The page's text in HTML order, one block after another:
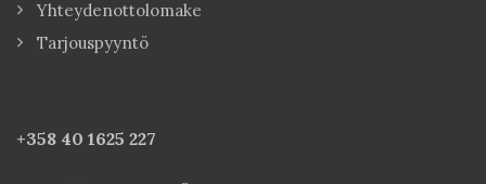
Yhteydenottolomake
Tarjouspyyntö
+358 40 1625 227